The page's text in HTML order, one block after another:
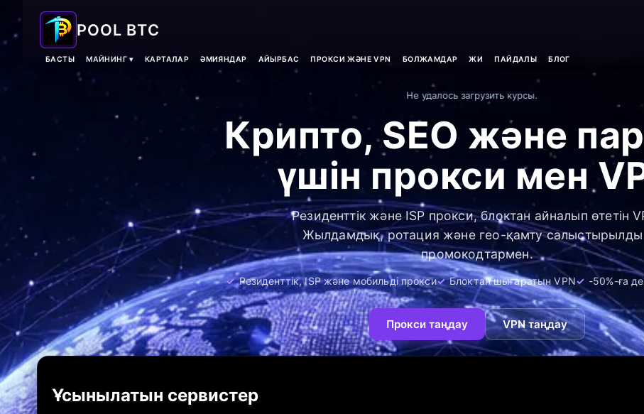
POOL BTC
БАСТЫ МАЙНИНГ ▾ КАРТАЛАР ӘМИЯНДАР АЙЫРБАС ПРОКСИ ЖӘНЕ VPN БОЛЖАМДАР ЖИ ПАЙДАЛЫ БЛОГ
Не удалось загрузить курсы.
Крипто, SEO және
үшін прокси мен
Резиденттік және ISP прокси, блоктан айналып өтетін
Жылдамдық, ротация және гео-қамту
промокодтармен.
Резиденттік, ISP және мобильді прокси Блоктан шығаратын VPN -50%-ға
Прокси таңдау VPN таңдау
Ұсынылатын сервистер